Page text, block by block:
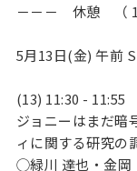
－－－ 休憩 （
5月13日(金) 午前
(13) 11:30 - 11:55
ジョニーはまだ暗
ィに関する研究の
◯緑川 達也・金岡